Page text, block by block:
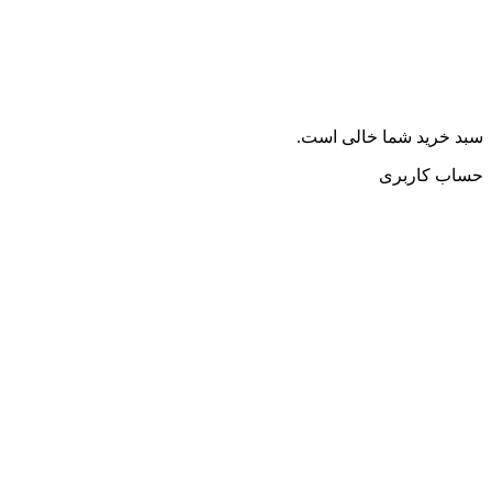
سبد خرید شما خالی است.
حساب کاربری